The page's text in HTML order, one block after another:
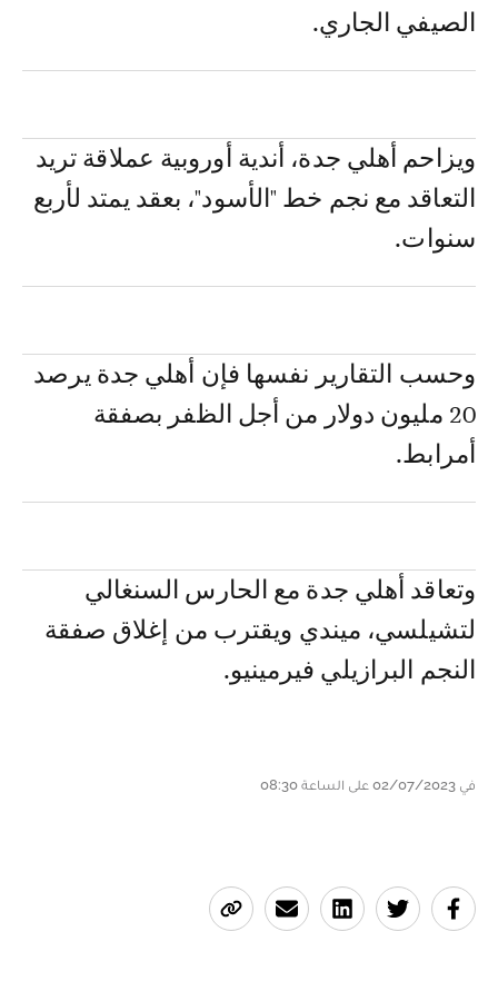
الصيفي الجاري.
ويزاحم أهلي جدة، أندية أوروبية عملاقة تريد
التعاقد مع نجم خط "الأسود"، بعقد يمتد لأربع
سنوات.
وحسب التقارير نفسها فإن أهلي جدة يرصد
20 مليون دولار من أجل الظفر بصفقة
أمرابط.
وتعاقد أهلي جدة مع الحارس السنغالي
لتشيلسي، ميندي ويقترب من إغلاق صفقة
النجم البرازيلي فيرمينيو.
في 02/07/2023 على الساعة 08:30